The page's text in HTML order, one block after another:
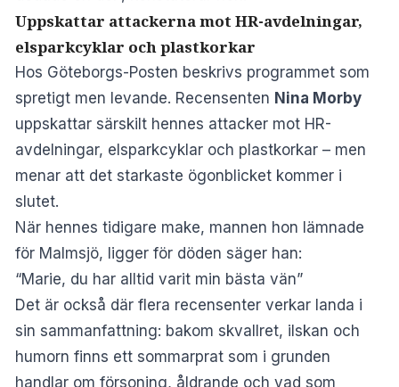
Uppskattar attackerna mot HR-avdelningar,
elsparkcyklar och plastkorkar
Hos Göteborgs-Posten beskrivs programmet som
spretigt men levande. Recensenten Nina Morby
uppskattar särskilt hennes attacker mot HR-
avdelningar, elsparkcyklar och plastkorkar – men
menar att det starkaste ögonblicket kommer i
slutet.
När hennes tidigare make, mannen hon lämnade
för Malmsjö, ligger för döden säger han:
“Marie, du har alltid varit min bästa vän”
Det är också där flera recensenter verkar landa i
sin sammanfattning: bakom skvallret, ilskan och
humorn finns ett sommarprat som i grunden
handlar om försoning, åldrande och vad som